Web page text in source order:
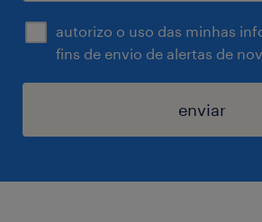
autorizo o uso das minhas
fins de envio de alertas de
enviar